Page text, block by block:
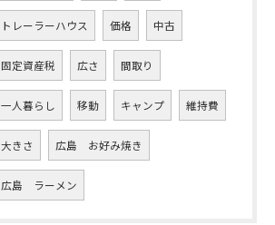
トレーラーハウス 価格 中古
固定資産税 広さ 間取り
一人暮らし 移動 キャンプ 維持費
大きさ 広島 お好み焼き
広島 ラーメン